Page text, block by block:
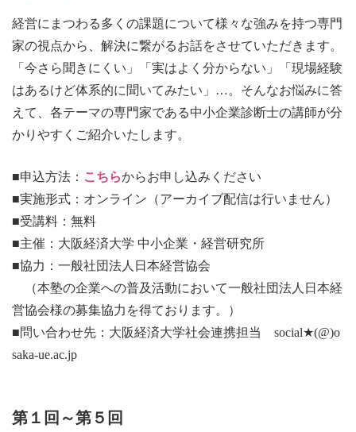
経営にまつわる多くの課題について様々な強みを持つ専門
家の視点から、解決に繋がるお話をさせていただきます。
「今さら聞きにくい」「実はよく分からない」「現場経験
はあるけど体系的に聞いてみたい」…。 そんなお悩みに答
えて、各テーマの専門家である中小企業診断士の講師が分
かりやすくご紹介いたします。
■申込方法： こちらからお申し込みください
■実施形式：オンライン（アーカイブ配信は行いません）
■受講料：無料
■主催：大阪経済大学 中小企業・経営研究所
■協力：一般社団法人日本経営協会
（本塾の企業への普及活動において一般社団法人日本経
営協会様の募集協力を得ております。）
■問い合わせ先：大阪経済大学社会連携担当 social★(@)o
saka-ue.ac.jp
第１回～第５回